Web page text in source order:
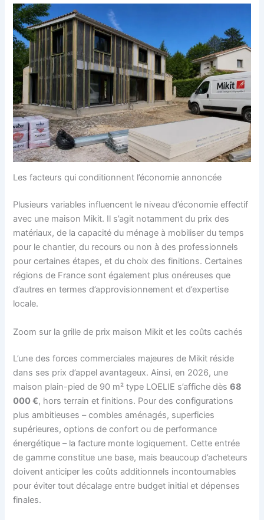
Les facteurs qui conditionnent l’économie annoncée
Plusieurs variables influencent le niveau d’économie effectif
avec une maison Mikit. Il s’agit notamment du prix des
matériaux, de la capacité du ménage à mobiliser du temps
pour le chantier, du recours ou non à des professionnels
pour certaines étapes, et du choix des finitions. Certaines
régions de France sont également plus onéreuses que
d’autres en termes d’approvisionnement et d’expertise
locale.
Zoom sur la grille de prix maison Mikit et les coûts cachés
L’une des forces commerciales majeures de Mikit réside
dans ses prix d’appel avantageux. Ainsi, en 2026, une
maison plain-pied de 90 m² type LOELIE s’affiche dès68
000 €, hors terrain et finitions. Pour des configurations
plus ambitieuses – combles aménagés, superficies
supérieures, options de confort ou de performance
énergétique – la facture monte logiquement. Cette entrée
de gamme constitue une base, mais beaucoup d’acheteurs
doivent anticiper les coûts additionnels incontournables
pour éviter tout décalage entre budget initial et dépenses
finales.